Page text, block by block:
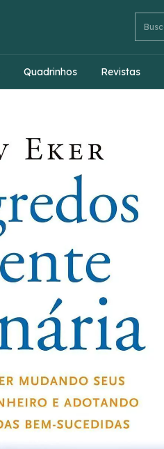
Quadrinhos Revistas